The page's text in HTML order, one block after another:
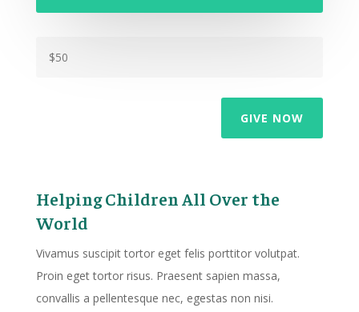
GIVE NOW
Helping Children All Over the
World
Vivamus suscipit tortor eget felis porttitor volutpat.
Proin eget tortor risus. Praesent sapien massa,
convallis a pellentesque nec, egestas non nisi.